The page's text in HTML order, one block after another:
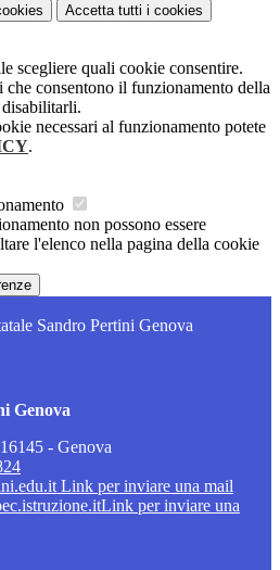
Accetta tutti i cookies
scegliere quali cookie consentire.
consentono il funzionamento della
necessari al funzionamento potete
.
non possono essere
l'elenco nella pagina della cookie
Sandro Pertini Genova
Genova
- Genova
Link per inviare una mail
Link per inviare una